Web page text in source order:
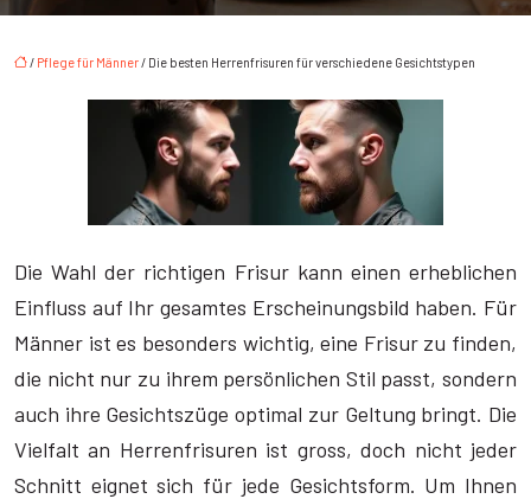
/ Pflege für Männer/ Die besten Herrenfrisuren für verschiedene Gesichtstypen
Die Wahl der richtigen Frisur kann einen erheblichen
Einfluss auf Ihr gesamtes Erscheinungsbild haben. Für
Männer ist es besonders wichtig, eine Frisur zu finden,
die nicht nur zu ihrem persönlichen Stil passt, sondern
auch ihre Gesichtszüge optimal zur Geltung bringt. Die
Vielfalt an Herrenfrisuren ist gross, doch nicht jeder
Schnitt eignet sich für jede Gesichtsform. Um Ihnen